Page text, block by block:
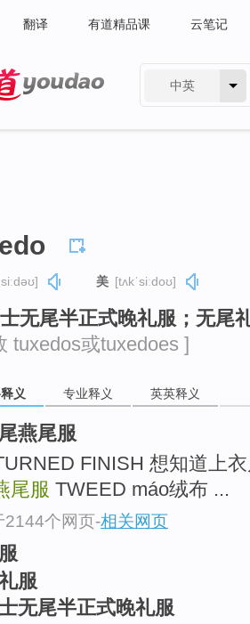
翻译 有道精品课 云笔记
中英
美 [tʌkˈsiːdoʊ]
无尾半正式晚礼服；无尾
tuxedos或tuxedoes ]
义 专业释义 英英释义
燕尾服
FINISH 想知道上
尾服 TWEED máo绒布 ...
2144个网页-相关网页
服
无尾半正式晚礼服